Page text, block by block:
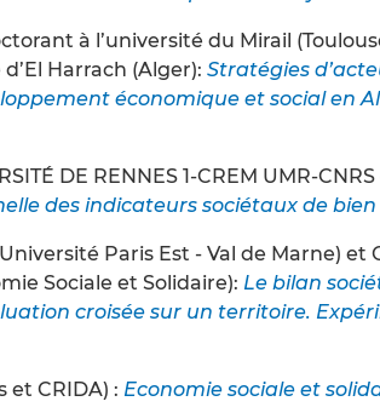
à l’université du Mirail
Harrach (Alger): Stratégies
économique et social en
DE RENNES 1-CREM UMR-
des indicateurs sociétaux de
Paris Est - Val de Marne) et
Sociale et Solidaire): Le bilan
croisée sur un territoire.
et CRIDA) : Economie sociale et